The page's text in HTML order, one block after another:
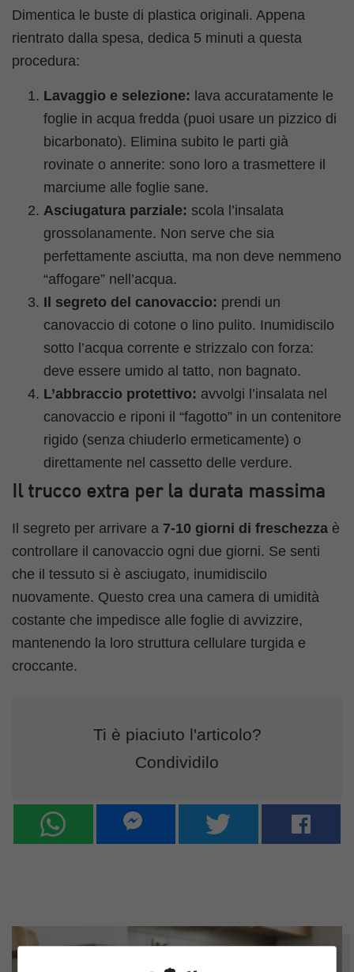
Dimentica le buste di plastica originali. Appena
rientrato dalla spesa, dedica 5 minuti a questa
procedura:
Lavaggio e selezione: lava accuratamente le
foglie in acqua fredda (puoi usare un pizzico di
bicarbonato). Elimina subito le parti già
rovinate o annerite: sono loro a trasmettere il
marciume alle foglie sane.
Asciugatura parziale: scola l’insalata
grossolanamente. Non serve che sia
perfettamente asciutta, ma non deve nemmeno
“affogare” nell’acqua.
Il segreto del canovaccio: prendi un
canovaccio di cotone o lino pulito. Inumidiscilo
sotto l’acqua corrente e strizzalo con forza:
deve essere umido al tatto, non bagnato.
L’abbraccio protettivo: avvolgi l’insalata nel
canovaccio e riponi il “fagotto” in un contenitore
rigido (senza chiuderlo ermeticamente) o
direttamente nel cassetto delle verdure.
Il trucco extra per la durata massima
Il segreto per arrivare a 7-10 giorni di freschezza è
controllare il canovaccio ogni due giorni. Se senti
che il tessuto si è asciugato, inumidiscilo
nuovamente. Questo crea una camera di umidità
costante che impedisce alle foglie di avvizzire,
mantenendo la loro struttura cellulare turgida e
croccante.
Ti è piaciuto l'articolo?
Condividilo